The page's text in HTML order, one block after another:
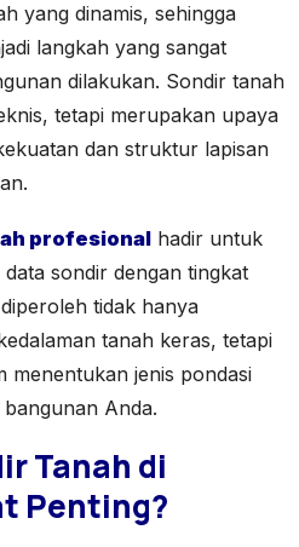
yang dinamis, sehingga
langkah yang sangat
dilakukan. Sondir tanah
tetapi merupakan upaya
dan struktur lapisan
profesional hadir untuk
sondir dengan tingkat
tidak hanya
tanah keras, tetapi
menentukan jenis pondasi
Anda.
Tanah di
Penting?